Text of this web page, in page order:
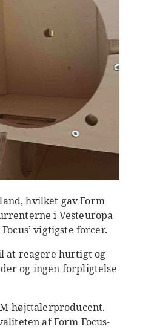
hvilket gav Form
i Vesteuropa
vigtigste forcer.
at reagere hurtigt og
og ingen forpligtelse
højttalerproducent.
af ​​Form Focus-